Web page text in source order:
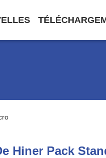
Hiner Pack